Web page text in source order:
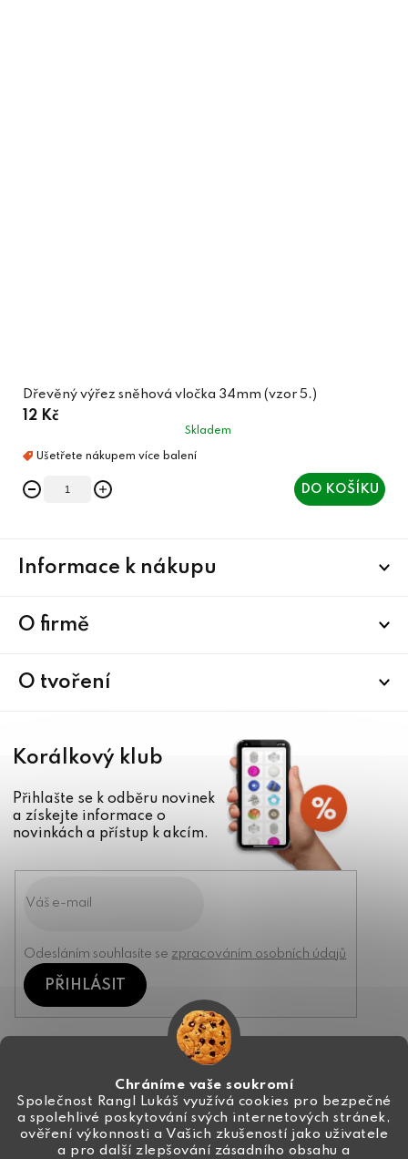
Chráníme vaše soukromí
Společnost Rangl Lukáš využívá cookies pro bezpečné
a spolehlivé poskytování svých internetových stránek,
ověření výkonnosti a Vašich zkušeností jako uživatele
a pro další zlepšování zásadního obsahu a
Dřevěný výřez sněhová vločka 34mm (vzor 5.)
12 Kč
Skladem
DO KOŠÍKU
Informace k nákupu
O firmě
O tvoření
Korálkový klub
Přihlašte se k odběru novinek
a získejte informace o
novinkách a přístup k akcím.
Odesláním souhlasíte se zpracováním osobních údajů
PŘIHLÁSIT
+420 774 444 191